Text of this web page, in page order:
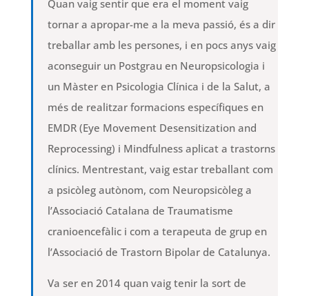
Quan vaig sentir que era el moment vaig
tornar a apropar-me a la meva passió, és a dir
treballar amb les persones, i en pocs anys vaig
aconseguir un Postgrau en Neuropsicologia i
un Màster en Psicologia Clínica i de la Salut, a
més de realitzar formacions específiques en
EMDR (Eye Movement Desensitization and
Reprocessing) i Mindfulness aplicat a trastorns
clínics. Mentrestant, vaig estar treballant com
a psicòleg autònom, com Neuropsicòleg a
l’Associació Catalana de Traumatisme
cranioencefàlic i com a terapeuta de grup en
l’Associació de Trastorn Bipolar de Catalunya.
Va ser en 2014 quan vaig tenir la sort de